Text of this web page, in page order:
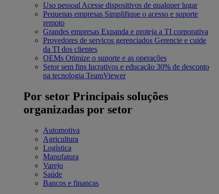
Uso pessoal Acesse dispositivos de qualquer lugar
Pequenas empresas Simplifique o acesso e suporte
remoto
Grandes empresas Expanda e proteja a TI corporativa
Provedores de serviços gerenciados Gerencie e cuide
da TI dos clientes
OEMs Otimize o suporte e as operações
Setor sem fins lucrativos e educação 30% de desconto
na tecnologia TeamViewer
Por setor Principais soluções
organizadas por setor
Automotiva
Agricultura
Logística
Manufatura
Varejo
Saúde
Bancos e finanças